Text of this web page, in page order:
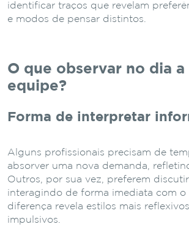
identificar traços que revelam
e modos de pensar distintos.
O que observar no dia a
equipe?
Forma de interpretar
Alguns profissionais precisam de
absorver uma nova demanda,
Outros, por sua vez, preferem discutir
interagindo de forma imediata com o
diferença revela estilos mais
impulsivos.